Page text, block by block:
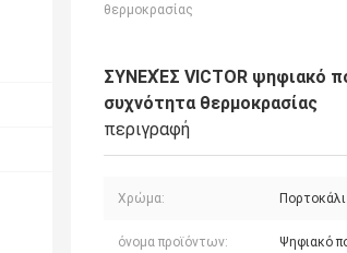
θερμοκρασίας
ΣΥΝΕΧΈΣ VICTOR ψηφιακό
συχνότητα θερμοκρασίας
περιγραφή
Χρώμα:
όνομα προϊόντων: Ψηφιακό